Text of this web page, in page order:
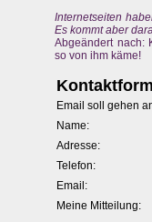
Internetseiten
Es kommt aber
Abgeändert nach:
so von ihm käme!